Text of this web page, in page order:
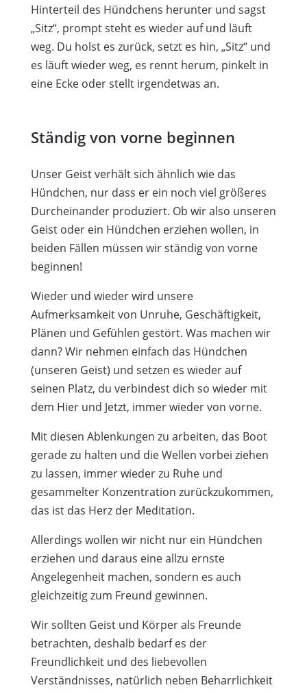
Hinterteil des Hündchens herunter und sagst
„Sitz“, prompt steht es wieder auf und läuft
weg. Du holst es zurück, setzt es hin, „Sitz“ und
es läuft wieder weg, es rennt herum, pinkelt in
eine Ecke oder stellt irgendetwas an.
Ständig von vorne beginnen
Unser Geist verhält sich ähnlich wie das
Hündchen, nur dass er ein noch viel größeres
Durcheinander produziert. Ob wir also unseren
Geist oder ein Hündchen erziehen wollen, in
beiden Fällen müssen wir ständig von vorne
beginnen!
Wieder und wieder wird unsere
Aufmerksamkeit von Unruhe, Geschäftigkeit,
Plänen und Gefühlen gestört. Was machen wir
dann? Wir nehmen einfach das Hündchen
(unseren Geist) und setzen es wieder auf
seinen Platz, du verbindest dich so wieder mit
dem Hier und Jetzt, immer wieder von vorne.
Mit diesen Ablenkungen zu arbeiten, das Boot
gerade zu halten und die Wellen vorbei ziehen
zu lassen, immer wieder zu Ruhe und
gesammelter Konzentration zurückzukommen,
das ist das Herz der Meditation.
Allerdings wollen wir nicht nur ein Hündchen
erziehen und daraus eine allzu ernste
Angelegenheit machen, sondern es auch
gleichzeitig zum Freund gewinnen.
Wir sollten Geist und Körper als Freunde
betrachten, deshalb bedarf es der
Freundlichkeit und des liebevollen
Verständnisses, natürlich neben Beharrlichkeit